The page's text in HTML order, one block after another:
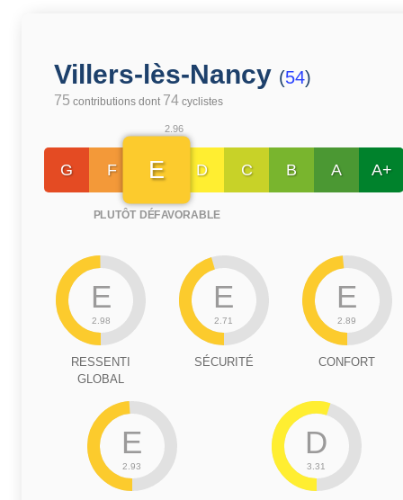
Villers-lès-Nancy (54)
75 contributions dont 74 cyclistes
G F
2.96
E
PLUTÔT DÉFAVORABLE
D C B A A+
E
2.98
RESSENTI
GLOBAL
E
2.71
SÉCURITÉ
E
2.89
CONFORT
E
2.93
D
3.31